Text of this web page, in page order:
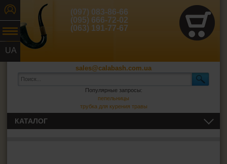
UA
(097) 083-86-66
(095) 666-72-02
(063) 191-77-67
sales@calabash.com.ua
Популярные запросы:
пепельницы
трубка для курения травы
КАТАЛОГ